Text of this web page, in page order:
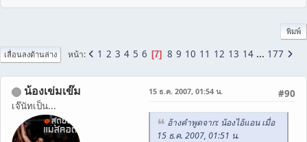
พิมพ์
เลื่อนลงด้านล่าง หน้า 1 2 3 4 5 6 7 8 9 10 11 12 13 14 ... 177
น้องเข่มเข๊ม
เจ๊นัทเป็น...
#90
15 ธ.ค. 2007, 01:54 น.
อ้างคำพูดจาก: น้องไอ้แอน เมื่อ
15 ธ.ค. 2007, 01:51 น.